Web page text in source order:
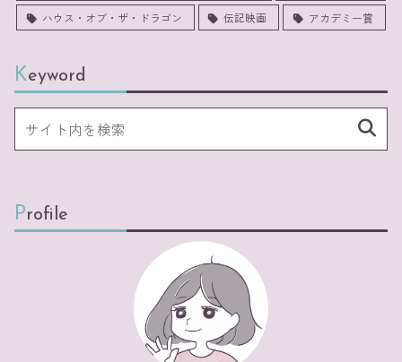
ハウス・オブ・ザ・ドラゴン
伝記映画 アカデミー賞
Keyword
Profile